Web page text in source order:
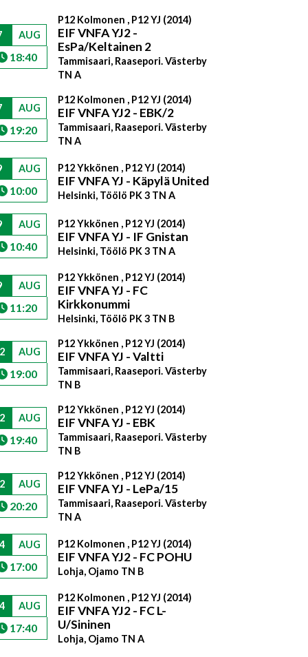
AUG
18:40
P12 Kolmonen , P12 YJ (2014)
EIF VNFA YJ2 -
EsPa/Keltainen 2
Tammisaari, Raasepori. Västerby
TN A
AUG
19:20
P12 Kolmonen , P12 YJ (2014)
EIF VNFA YJ2 - EBK/2
Tammisaari, Raasepori. Västerby
TN A
AUG
10:00
P12 Ykkönen , P12 YJ (2014)
EIF VNFA YJ - Käpylä United
Helsinki, Töölö PK 3 TN A
AUG
10:40
P12 Ykkönen , P12 YJ (2014)
EIF VNFA YJ - IF Gnistan
Helsinki, Töölö PK 3 TN A
AUG
11:20
P12 Ykkönen , P12 YJ (2014)
EIF VNFA YJ - FC
Kirkkonummi
Helsinki, Töölö PK 3 TN B
AUG
19:00
P12 Ykkönen , P12 YJ (2014)
EIF VNFA YJ - Valtti
Tammisaari, Raasepori. Västerby
TN B
AUG
19:40
P12 Ykkönen , P12 YJ (2014)
EIF VNFA YJ - EBK
Tammisaari, Raasepori. Västerby
TN B
AUG
20:20
P12 Ykkönen , P12 YJ (2014)
EIF VNFA YJ - LePa/15
Tammisaari, Raasepori. Västerby
TN A
AUG
17:00
P12 Kolmonen , P12 YJ (2014)
EIF VNFA YJ2 - FC POHU
Lohja, Ojamo TN B
AUG
17:40
P12 Kolmonen , P12 YJ (2014)
EIF VNFA YJ2 - FC L-
U/Sininen
Lohja, Ojamo TN A